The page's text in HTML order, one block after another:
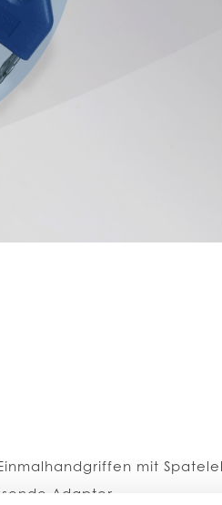
mit
Adapter.